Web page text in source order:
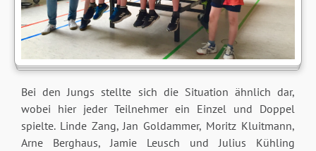
Bei den Jungs stellte sich die Situation ähnlich dar,
wobei hier jeder Teilnehmer ein Einzel und Doppel
spielte. Linde Zang, Jan Goldammer, Moritz Kluitmann,
Arne Berghaus, Jamie Leusch und Julius Kühling